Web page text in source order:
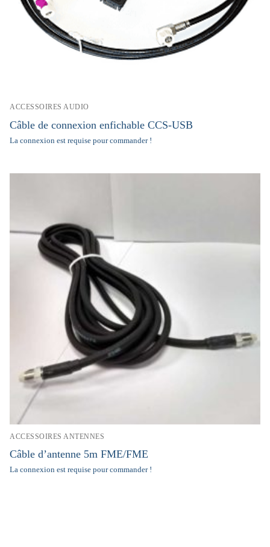
ACCESSOIRES AUDIO
Câble de connexion enfichable CCS-USB
La connexion est requise pour commander !
ACCESSOIRES ANTENNES
Câble d’antenne 5m FME/FME
La connexion est requise pour commander !